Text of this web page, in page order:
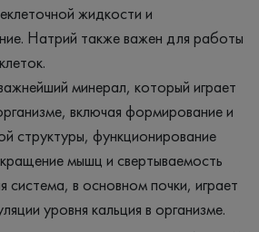
жидкости и
Натрий также важен для работы
минерал, который играет
включая формирование и
структуры, функционирование
мышц и свертываемость
система, в основном почки, играет
уровня кальция в организме.